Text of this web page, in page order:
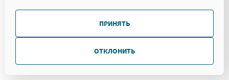
ПРИНЯТЬ
ОТКЛОНИТЬ